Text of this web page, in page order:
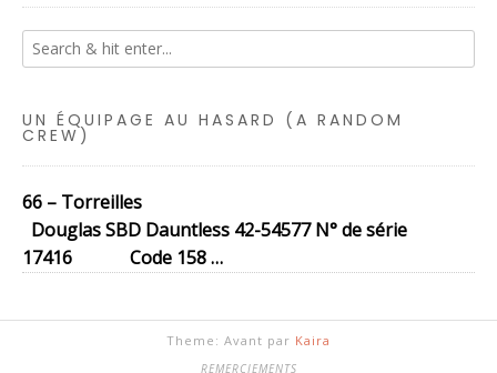
UN ÉQUIPAGE AU HASARD (A RANDOM
CREW)
66 – Torreilles
Douglas SBD Dauntless 42-54577 N° de série
17416 Code 158 …
Theme: Avant par Kaira
REMERCIEMENTS